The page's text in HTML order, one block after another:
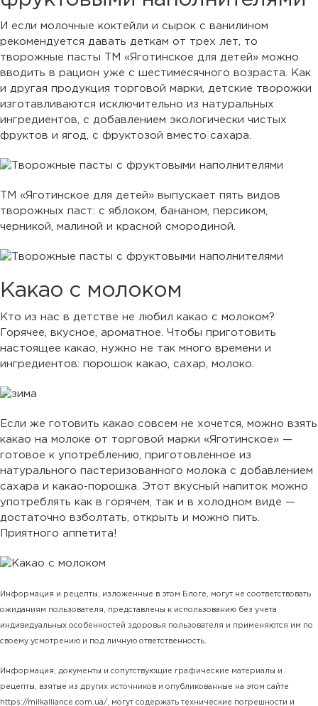
И если молочные коктейли и сырок с ванилином
рекомендуется давать деткам от трех лет, то
творожные пасты ТМ «Яготинское для детей» можно
вводить в рацион уже с шестимесячного возраста. Как
и другая продукция торговой марки, детские творожки
изготавливаются исключительно из натуральных
ингредиентов, с добавлением экологически чистых
фруктов и ягод, с фруктозой вместо сахара.
ТМ «Яготинское для детей» выпускает пять видов
творожных паст: с яблоком, бананом, персиком,
черникой, малиной и красной смородиной.
Какао с молоком
Кто из нас в детстве не любил какао с молоком?
Горячее, вкусное, ароматное. Чтобы приготовить
настоящее какао, нужно не так много времени и
ингредиентов: порошок какао, сахар, молоко.
Если же готовить какао совсем не хочется, можно взять
какао на молоке от торговой марки «Яготинское» —
готовое к употреблению, приготовленное из
натурального пастеризованного молока с добавлением
сахара и какао-порошка. Этот вкусный напиток можно
употреблять как в горячем, так и в холодном виде —
достаточно взболтать, открыть и можно пить.
Приятного аппетита!
Информация и рецепты, изложенные в этом Блоге, могут не соответствовать
ожиданиям пользователя, представлены к использованию без учета
индивидуальных особенностей здоровья пользователя и применяются им по
своему усмотрению и под личную ответственность.
Информация, документы и сопутствующие графические материалы и
рецепты, взятые из других источников и опубликованные на этом сайте
https://milkalliance.com.ua/, могут содержать технические погрешности и